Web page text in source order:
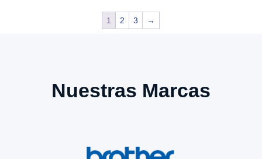
1 2 3 →
Nuestras Marcas